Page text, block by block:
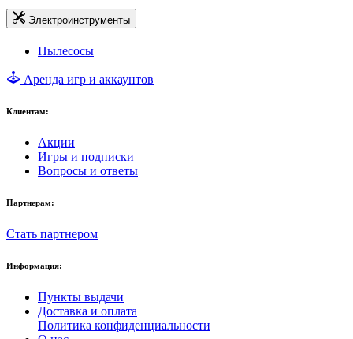
Электроинструменты
Пылесосы
Аренда игр и аккаунтов
Клиентам:
Акции
Игры и подписки
Вопросы и ответы
Партнерам:
Стать партнером
Информация:
Пункты выдачи
Доставка и оплата
Политика конфиденциальности